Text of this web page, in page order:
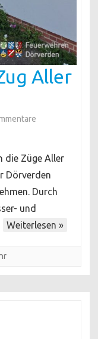
Aller
die Züge Aller
Dörverden
Durch
und
Weiterlesen »